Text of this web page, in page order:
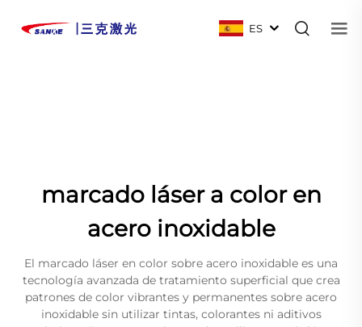
ES
marcado láser a color en
acero inoxidable
El marcado láser en color sobre acero inoxidable es una
tecnología avanzada de tratamiento superficial que crea
patrones de color vibrantes y permanentes sobre acero
inoxidable sin utilizar tintas, colorantes ni aditivos